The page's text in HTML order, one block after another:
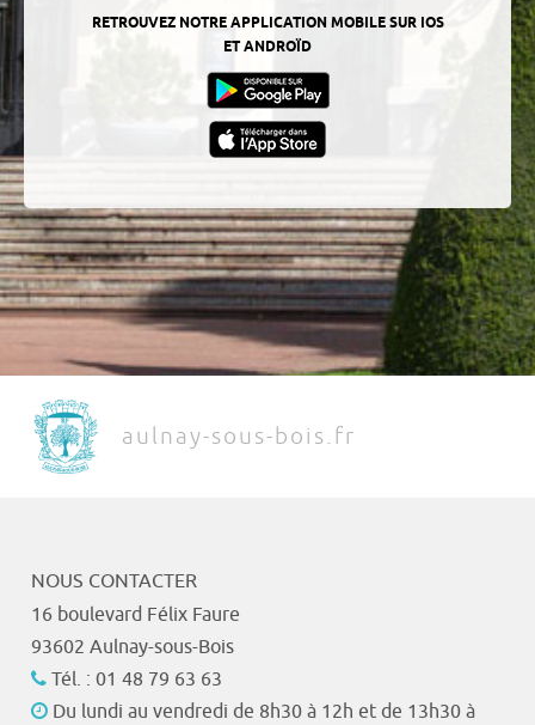
RETROUVEZ NOTRE APPLICATION MOBILE SUR IOS
ET ANDROÏD
aulnay-sous-bois.fr
NOUS CONTACTER
16 boulevard Félix Faure
93602 Aulnay-sous-Bois
Tél. : 01 48 79 63 63
Du lundi au vendredi de 8h30 à 12h et de 13h30 à